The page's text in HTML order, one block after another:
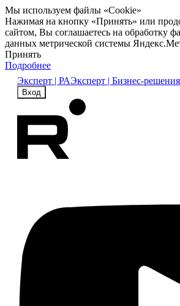
Мы используем файлы «Cookie»
Нажимая на кнопку «Принять» или
сайтом, Вы соглашаетесь на обработку
данных метрической системы
Принять
Подробнее
Эксперт | РАЭксперт | Бизнес-решения
Вход